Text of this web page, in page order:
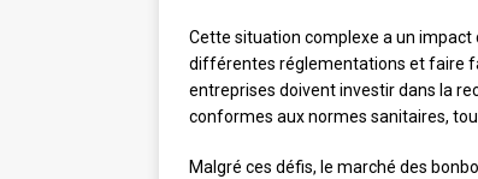
Cette situation complexe a un impact
différentes réglementations et faire
entreprises doivent investir dans la
conformes aux normes sanitaires,
Malgré ces défis, le marché des